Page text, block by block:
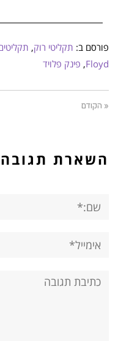
פורסם ב: תקליטי רוק,
Floyd
, פינק פלויד
« הקודם
השארת תגובה
אימייל*
אתר:
תגובה: